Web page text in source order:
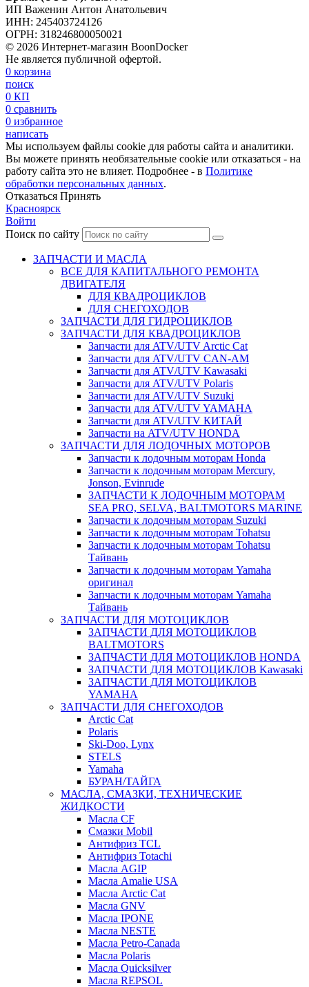
ИП Важенин Антон Анатольевич
ИНН: 245403724126
ОГРН: 318246800050021
© 2026 Интернет-магазин BoonDocker
Не является публичной офертой.
0 корзина
поиск
0 КП
0 сравнить
0 избранное
написать
Мы используем файлы cookie для работы сайта и аналитики.
Вы можете принять необязательные cookie или отказаться - на
работу сайта это не влияет. Подробнее - в Политике
обработки персональных данных.
Отказаться Принять
Красноярск
Войти
Поиск по сайту
ЗАПЧАСТИ И МАСЛА
ВСЕ ДЛЯ КАПИТАЛЬНОГО РЕМОНТА
ДВИГАТЕЛЯ
ДЛЯ КВАДРОЦИКЛОВ
ДЛЯ СНЕГОХОДОВ
ЗАПЧАСТИ ДЛЯ ГИДРОЦИКЛОВ
ЗАПЧАСТИ ДЛЯ КВАДРОЦИКЛОВ
Запчасти для ATV/UTV Arctic Cat
Запчасти для ATV/UTV CAN-AM
Запчасти для ATV/UTV Kawasaki
Запчасти для ATV/UTV Polaris
Запчасти для ATV/UTV Suzuki
Запчасти для ATV/UTV YAMAHA
Запчасти для ATV/UTV КИТАЙ
Запчасти на ATV/UTV HONDA
ЗАПЧАСТИ ДЛЯ ЛОДОЧНЫХ МОТОРОВ
Запчасти к лодочным моторам Honda
Запчасти к лодочным моторам Mercury,
Jonson, Evinrude
ЗАПЧАСТИ К ЛОДОЧНЫМ МОТОРАМ
SEA PRO, SELVA, BALTMOTORS MARINE
Запчасти к лодочным моторам Suzuki
Запчасти к лодочным моторам Tohatsu
Запчасти к лодочным моторам Tohatsu
Тайвань
Запчасти к лодочным моторам Yamaha
оригинал
Запчасти к лодочным моторам Yamaha
Тайвань
ЗАПЧАСТИ ДЛЯ МОТОЦИКЛОВ
ЗАПЧАСТИ ДЛЯ МОТОЦИКЛОВ
BALTMOTORS
ЗАПЧАСТИ ДЛЯ МОТОЦИКЛОВ HONDA
ЗАПЧАСТИ ДЛЯ МОТОЦИКЛОВ Kawasaki
ЗАПЧАСТИ ДЛЯ МОТОЦИКЛОВ
YAMAHA
ЗАПЧАСТИ ДЛЯ СНЕГОХОДОВ
Arctic Cat
Polaris
Ski-Doo, Lynx
STELS
Yamaha
БУРАН/ТАЙГА
МАСЛА, СМАЗКИ, ТЕХНИЧЕСКИЕ
ЖИДКОСТИ
Масла CF
Смазки Mobil
Антифриз TCL
Антифриз Totachi
Масла AGIP
Масла Amalie USA
Масла Arctic Cat
Масла GNV
Масла IPONE
Масла NESTE
Масла Petro-Canada
Масла Polaris
Масла Quicksilver
Масла REPSOL